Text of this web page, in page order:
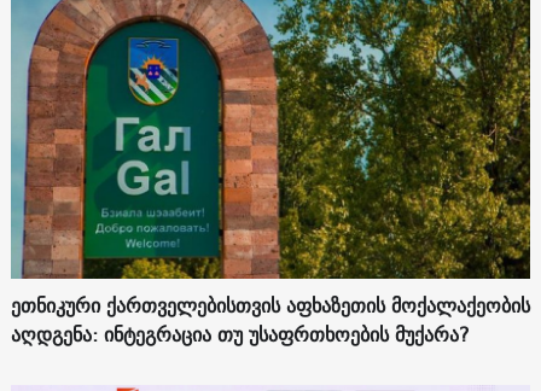
ეთნიკური ქართველებისთვის აფხაზეთის მოქალაქეობის
აღდგენა: ინტეგრაცია თუ უსაფრთხოების მუქარა?